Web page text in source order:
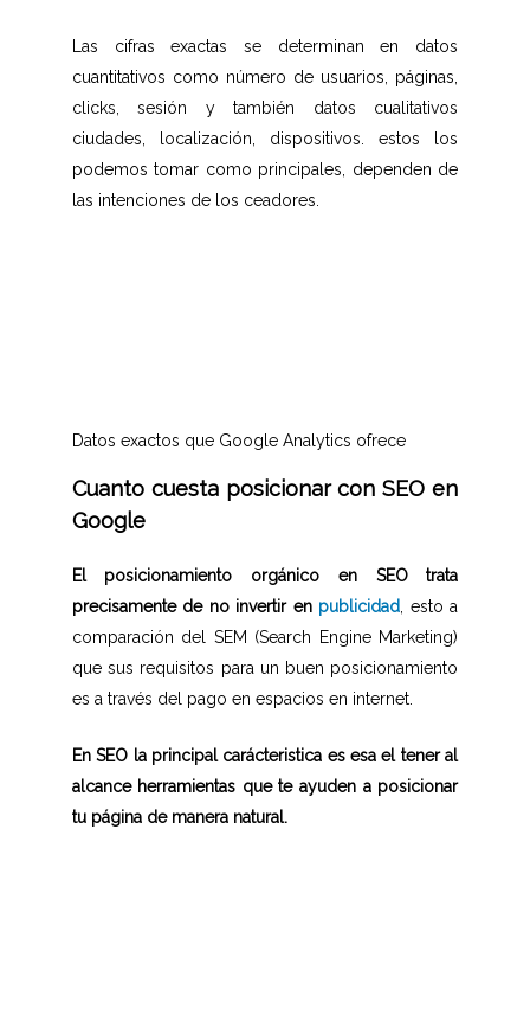
Las cifras exactas se determinan en datos
cuantitativos como número de usuarios, páginas,
clicks, sesión y también datos cualitativos
ciudades, localización, dispositivos. estos los
podemos tomar como principales, dependen de
las intenciones de los ceadores.
Datos exactos que Google Analytics ofrece
Cuanto cuesta posicionar con SEO en
Google
El posicionamiento orgánico en SEO trata
precisamente de no invertir en publicidad , esto a
comparación del SEM (Search Engine Marketing)
que sus requisitos para un buen posicionamiento
es a través del pago en espacios en internet.
En SEO la principal carácteristica es esa el tener al
alcance herramientas que te ayuden a posicionar
tu página de manera natural.